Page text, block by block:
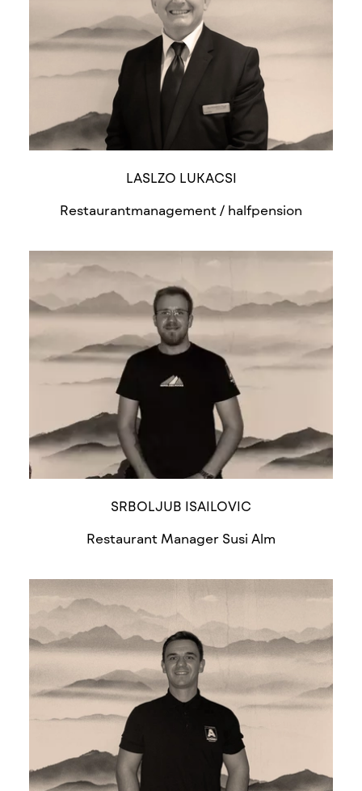
LASLZO LUKACSI
Restaurantmanagement / halfpension
SRBOLJUB ISAILOVIC
Restaurant Manager Susi Alm